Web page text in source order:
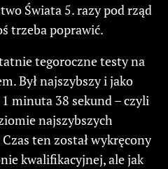
Świata 5. razy pod rząd
trzeba poprawić.
tegoroczne testy na
Był najszybszy i jako
minuta 38 sekund – czyli
najszybszych
ten został wykręcony
kwalifikacyjnej, ale jak